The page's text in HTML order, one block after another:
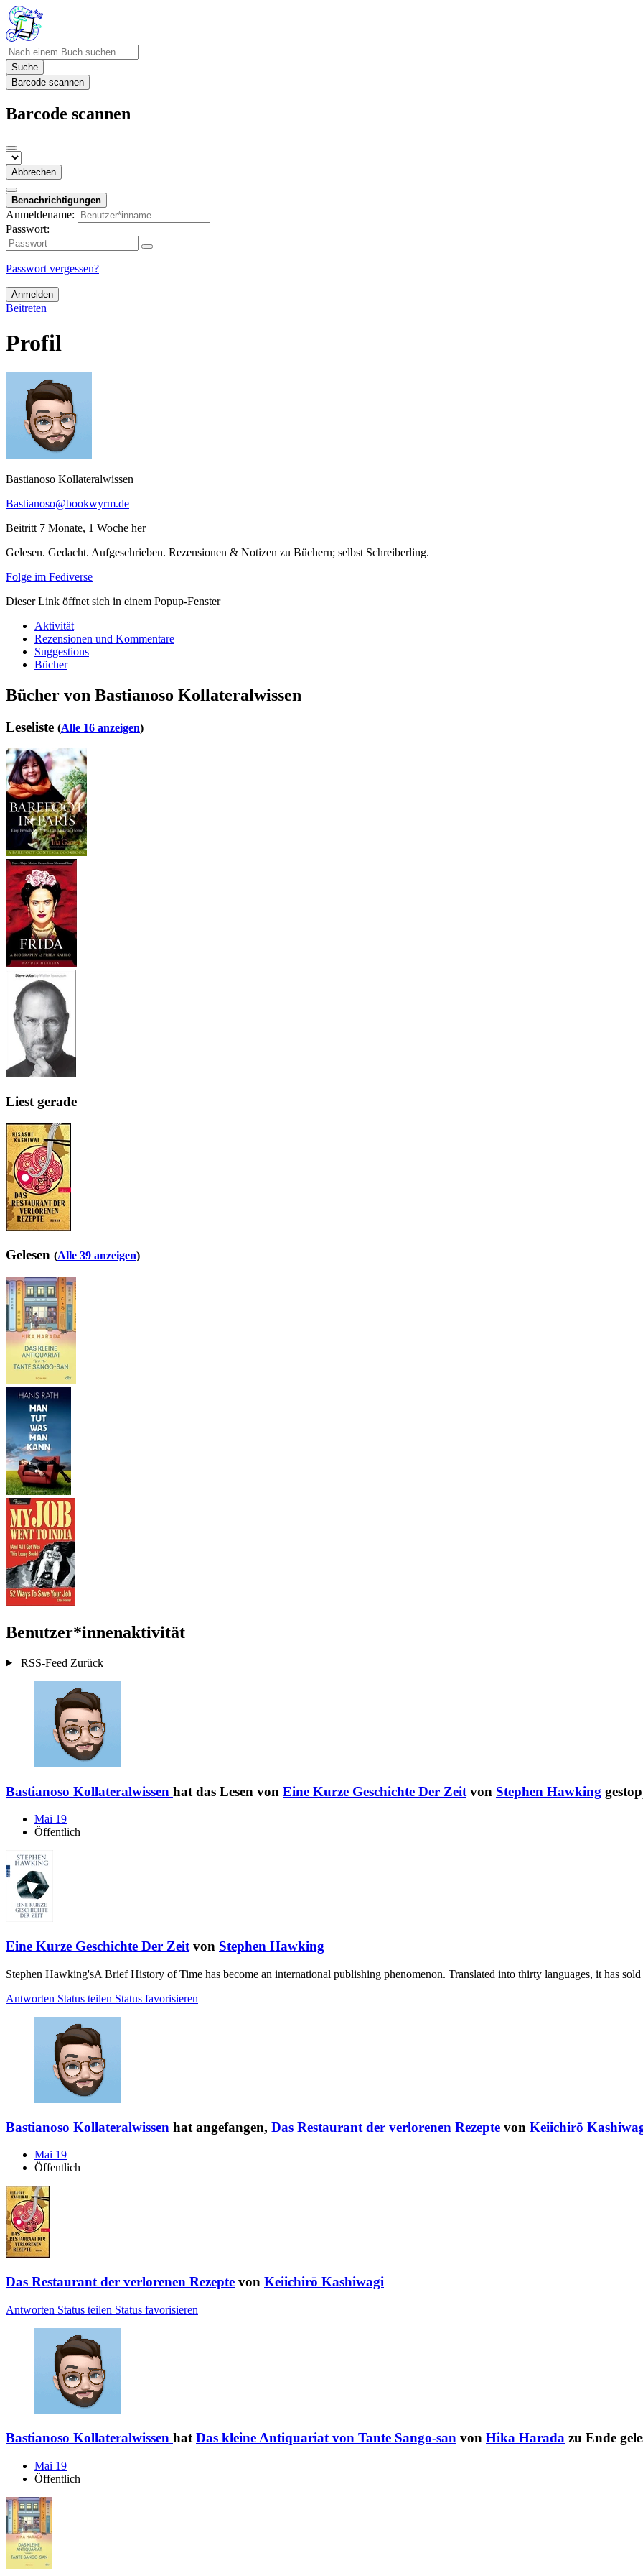
Suche
Barcode scannen
Barcode scannen
Abbrechen
Benachrichtigungen
Anmeldename:
Passwort:
Passwort vergessen?
Anmelden
Beitreten
Profil
Bastianoso Kollateralwissen
Bastianoso@bookwyrm.de
Beitritt 7 Monate, 1 Woche her
Gelesen. Gedacht. Aufgeschrieben. Rezensionen & Notizen zu Büchern; selbst Schreiberling.
Folge im Fediverse
Dieser Link öffnet sich in einem Popup-Fenster
Aktivität
Rezensionen und Kommentare
Suggestions
Bücher
Bücher von Bastianoso Kollateralwissen
Leseliste (Alle 16 anzeigen)
Liest gerade
Gelesen (Alle 39 anzeigen)
Benutzer*innenaktivität
RSS-Feed Zurück
Bastianoso Kollateralwissen hat das Lesen von Eine Kurze Geschichte Der Zeit von Stephen Hawking
Mai 19
Öffentlich
Eine Kurze Geschichte Der Zeit von Stephen Hawking
Stephen Hawking'sA Brief History of Time has become an international publishing phenomenon. Translated into thirty languages, it has
Antworten Status teilen Status favorisieren
Bastianoso Kollateralwissen hat angefangen, Das Restaurant der verlorenen Rezepte von Keiichirō
Mai 19
Öffentlich
Das Restaurant der verlorenen Rezepte von Keiichirō Kashiwagi
Antworten Status teilen Status favorisieren
Bastianoso Kollateralwissen hatDas kleine Antiquariat von Tante Sango-san von Hika Harada zu Ende
Mai 19
Öffentlich